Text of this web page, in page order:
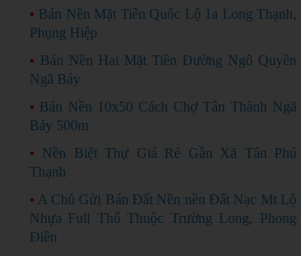
• Bán Nền Mặt Tiền Quốc Lộ 1a Long Thạnh,
Phụng Hiệp
• Bán Nền Hai Mặt Tiền Đường Ngô Quyền
Ngã Bảy
• Bán Nền 10x50 Cách Chợ Tân Thành Ngã
Bảy 500m
• Nền Biệt Thự Giá Rẻ Gần Xã Tân Phú
Thạnh
• A Chủ Gửi Bán Đất Nền nền Đất Nạc Mt Lộ
Nhựa Full Thổ Thuộc Trường Long, Phong
Điền